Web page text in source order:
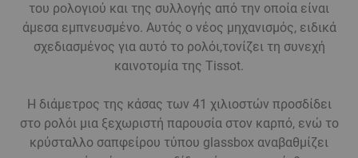
του ρολογιού και της συλλογής από την οποία είναι
άμεσα εμπνευσμένο. Αυτός ο νέος μηχανισμός, ειδικά
σχεδιασμένος για αυτό το ρολόι,τονίζει τη συνεχή
καινοτομία της Tissot.
Η διάμετρος της κάσας των 41 χιλιοστών προσδίδει
στο ρολόι μια ξεχωριστή παρουσία στον καρπό, ενώ το
κρύσταλλο σαπφείρου τύπου glassbox αναβαθμίζει